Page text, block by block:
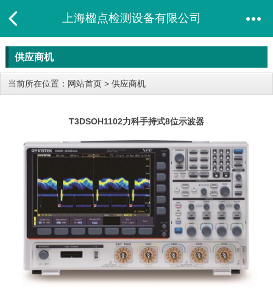
上海楹点检测设备有限公司
供应商机
当前所在位置： 网站首页 > 供应商机
T3DSOH1102​力科手持式8位示波器​